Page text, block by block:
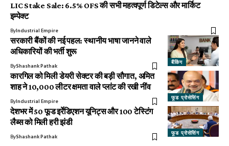
LIC Stake Sale: 6.5% OFS की सभी महत्वपूर्ण डिटेल्स और मार्किट
इम्पेक्ट
ByIndustrial Empire
बैंकिंग
सरकारी बैंकों की नई पहल: स्थानीय भाषा जानने वाले
अधिकारियों की भर्ती शुरू
ByShashank Pathak
फूड प्रोसेसिंग
कारगिल को मिली डेयरी सेक्टर की बड़ी सौगात, अमित
शाह ने 10,000 लीटर क्षमता वाले प्लांट की रखी नींव
ByIndustrial Empire
फूड प्रोसेसिंग
देशभर में 50 फूड इर्रेडिएशन यूनिट्स और 100 टेस्टिंग
लैब्स को मिली हरी झंडी
ByShashank Pathak